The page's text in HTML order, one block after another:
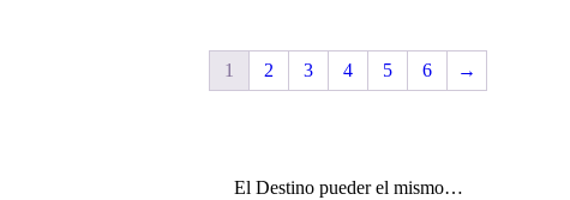
1 2 3 4 5 6 →
El Destino pueder el mismo…